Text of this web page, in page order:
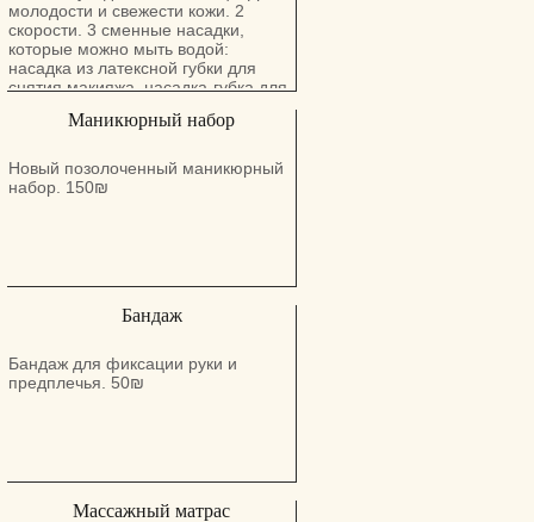
элементами, и т.д. В арсенале
также есть слайдер-дизайны,
стемпинг, фольга. Как правило, я
выполняю любой каприз клиента.
Большое внимание уделяю
стадии дезинфекции и
каждого клиента. Я хочу, чтобы
идеальные ногти носила каждая
Женщина! Мастер ногтевого
молодости и свежести кожи. 2
скорости. 3 сменные насадки,
которые можно мыть водой:
насадка из латексной губки для
снятия макияжа, насадка-губка для
насадка-щетка для бережной
Маникюрный набор
Новый позолоченный маникюрный
набор. 150₪
Бандаж
Бандаж для фиксации руки и
предплечья. 50₪
Массажный матрас